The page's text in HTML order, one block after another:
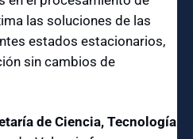
las soluciones de las
estados estacionarios,
sin cambios de
de Ciencia, Tecnología